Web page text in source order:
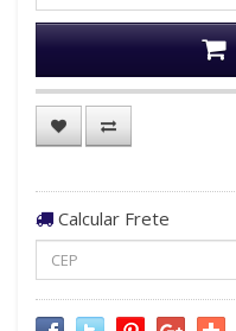
Calcular Frete